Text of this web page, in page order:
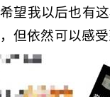
望我以后也有
但依然可以感